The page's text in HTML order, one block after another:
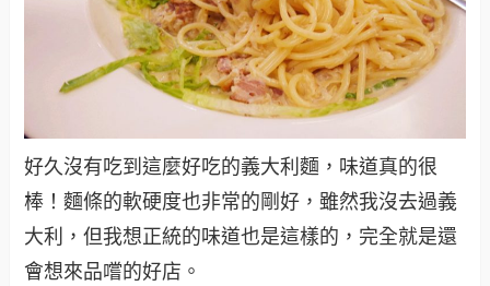
好久沒有吃到這麼好吃的義大利麵，味道真的很
棒！麵條的軟硬度也非常的剛好，雖然我沒去過義
大利，但我想正統的味道也是這樣的，完全就是還
會想來品嚐的好店。